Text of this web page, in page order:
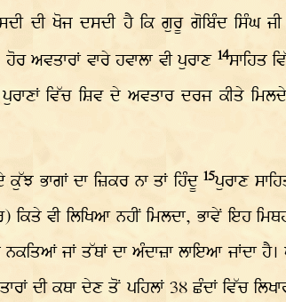
ਦੀ ਖੋਜ ਦਸਦੀ ਹੈ ਕਿ ਗੁਰੂ ਗੋਬਿੰਦ ਸਿੰਘ
ਅਵਤਾਰਾਂ ਵਾਰੇ ਹਵਾਲਾ ਵੀ ਪੁਰਾਣ 14ਸਾਹਿਤ
ਵਿੱਚ ਸ਼ਿਵ ਦੇ ਅਵਤਾਰ ਦਰਜ ਕੀਤੇ
ਭਾਗਾਂ ਦਾ ਜ਼ਿਕਰ ਨਾ ਤਾਂ ਹਿੰਦੂ15ਪੁਰਾਣ
ਕਿਤੇ ਵੀ ਲਿਖਿਆ ਨਹੀਂ ਮਿਲਦਾ, ਭਾਵੇਂ ਇਹ
ਜਾਂ ਤੱਥਾਂ ਦਾ ਅੰਦਾਜ਼ਾ ਲਾਇਆ ਜਾਂਦਾ
ਦੀ ਕਥਾ ਦੇਣ ਤੋਂ ਪਹਿਲਾਂ 38 ਛੰਦਾਂ ਵਿੱਚ